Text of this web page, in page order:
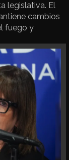
legislativa. El
cambios
fuego y